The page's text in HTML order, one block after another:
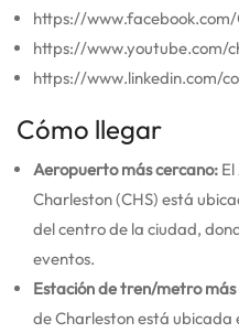
https://
https://www.youtube.com/
https://www.linkedin.com/
Cómo llegar
Aeropuerto más cercano:
Charleston (CHS) está
del centro de la ciudad,
eventos.
Estación de tren/metro
de Charleston está ubicada